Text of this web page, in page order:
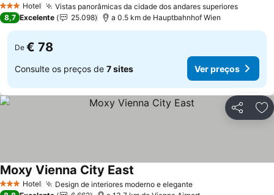
3 EstrelasHotel Vistas panorâmicas da cidade dos andares superiores
8,7 Excelente 25.098 a 0.5 km de Hauptbahnhof Wien
De € 78
Consulte os preços de 7 sites Ver preços
Partilhar
3 EstrelasHotel Design de interiores moderno e elegante
Moxy Vienna City East